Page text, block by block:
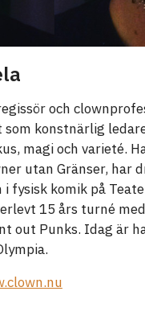
och
konstnärlig
magi och varieté.
utan Gränser, har
fysisk komik på
15 års turné med
out Punks. Idag är